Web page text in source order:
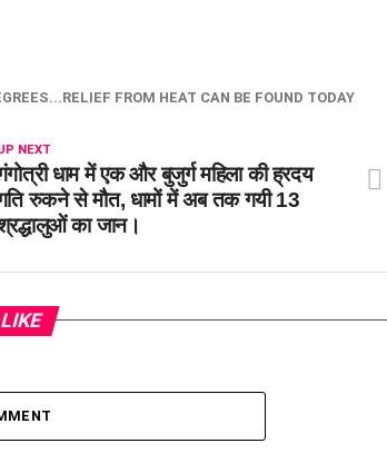
FROM HEAT CAN BE FOUND TODAY
NEXT
धाम में एक और बुजुर्ग महिला की ह्रदय
रुकने से मौत, धामों में अब तक गयी 13
का जान।